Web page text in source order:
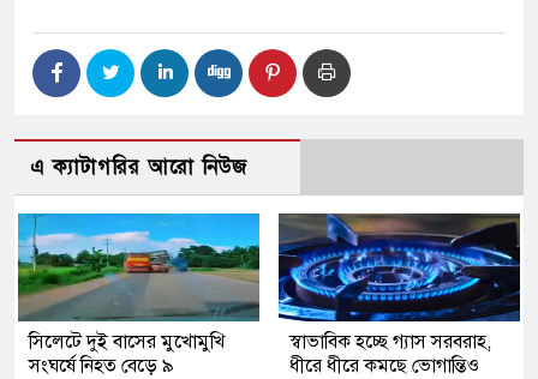
এ ক্যাটাগরির আরো নিউজ
সিলেটে দুই বাসের মুখোমুখি
সংঘর্ষে নিহত বেড়ে ৯
স্বাভাবিক হচ্ছে গ্যাস সরবরাহ,
ধীরে ধীরে কমছে ভোগান্তিও